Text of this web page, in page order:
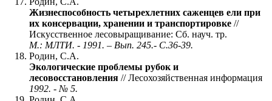
Жизнеспособность четырехлетних саженцев ели при
их консервации, хранении и транспортировке //
Искусственное лесовыращивание: Сб. науч. тр.
М.: МЛТИ. - 1991. – Вып. 245.- С.36-39.
Родин, С.А.
Экологические проблемы рубок и
лесовосстановления // Лесохозяйственная информация
1992. - № 5.